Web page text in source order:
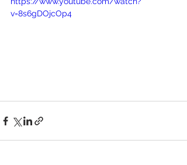
v=8s6gDOjcOp4